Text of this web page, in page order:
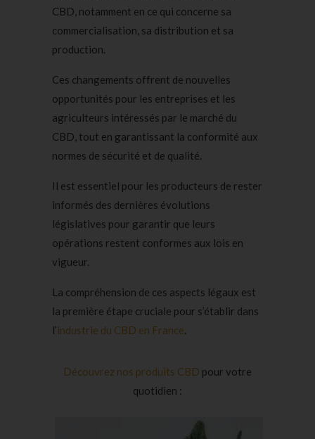
CBD, notamment en ce qui concerne sa
commercialisation, sa distribution et sa
production.
Ces changements offrent de nouvelles
opportunités pour les entreprises et les
agriculteurs intéressés par le marché du
CBD, tout en garantissant la conformité aux
normes de sécurité et de qualité.
Il est essentiel pour les producteurs de rester
informés des dernières évolutions
législatives pour garantir que leurs
opérations restent conformes aux lois en
vigueur.
La compréhension de ces aspects légaux est
la première étape cruciale pour s’établir dans
l’industrie du CBD en France.
Découvrez nos produits CBD pour votre
quotidien :